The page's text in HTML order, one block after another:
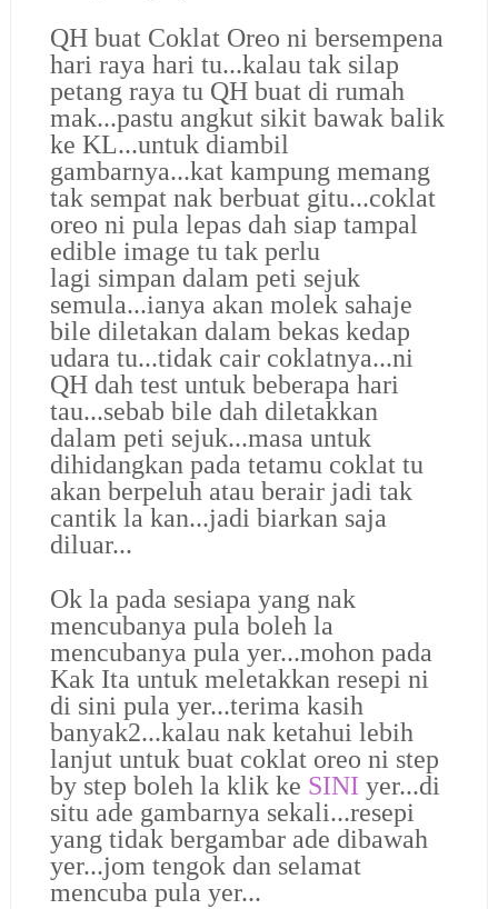
QH buat Coklat Oreo ni bersempena
hari raya hari tu...kalau tak silap
petang raya tu QH buat di rumah
mak...pastu angkut sikit bawak balik
ke KL...untuk diambil
gambarnya...kat kampung memang
tak sempat nak berbuat gitu...coklat
oreo ni pula lepas dah siap tampal
edible image tu tak perlu
lagi simpan dalam peti sejuk
semula...ianya akan molek sahaje
bile diletakan dalam bekas kedap
udara tu...tidak cair coklatnya...ni
QH dah test untuk beberapa hari
tau...sebab bile dah diletakkan
dalam peti sejuk...masa untuk
dihidangkan pada tetamu coklat tu
akan berpeluh atau berair jadi tak
cantik la kan...jadi biarkan saja
diluar...
Ok la pada sesiapa yang nak
mencubanya pula boleh la
mencubanya pula yer...mohon pada
Kak Ita untuk meletakkan resepi ni
di sini pula yer...terima kasih
banyak2...kalau nak ketahui lebih
lanjut untuk buat coklat oreo ni step
by step boleh la klik ke SINI yer...di
situ ade gambarnya sekali...resepi
yang tidak bergambar ade dibawah
yer...jom tengok dan selamat
mencuba pula yer...